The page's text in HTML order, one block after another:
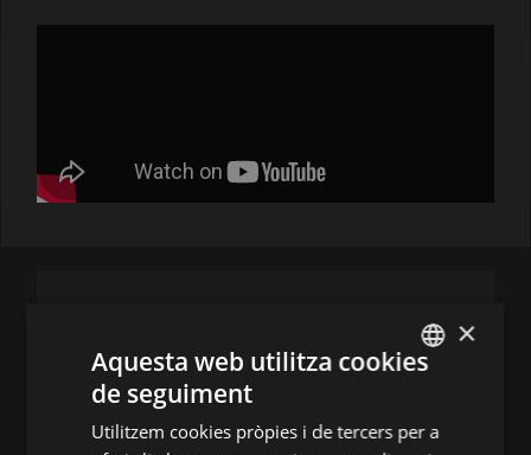
Festival de Peralada
infofestival@festivalperalada.comSPANISH
×
Aquesta web utilitza cookies
de seguiment
Utilitzem cookies pròpies i de tercers per a